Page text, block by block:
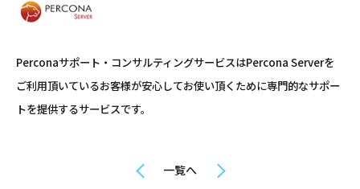
Perconaサポート・コンサルティングサービスはPercona Serverを
ご利用頂いているお客様が安心してお使い頂くために専門的なサポー
トを提供するサービスです。
一覧へ